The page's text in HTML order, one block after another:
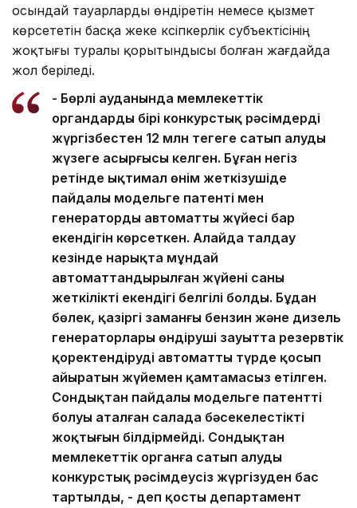
осындай тауарларды өндіретін немесе қызмет
көрсететін басқа жеке кәсіпкерлік субъектісінің
жоқтығы туралы қорытындысы болған жағдайда
жол беріледі.
- Бөрлі ауданында мемлекеттік
органдардың бірі конкурстық рәсімдерді
жүргізбестен 12 млн теңгеге сатып алуды
жүзеге асырғысы келген. Бұған негіз
ретінде ықтимал өнім жеткізушіде
пайдалы модельге патенті мен
генератордың автоматты жүйесі бар
екендігін көрсеткен. Алайда талдау
кезінде нарықта мұндай
автоматтандырылған жүйенің саны
жеткілікті екендігі белгілі болды. Бұдан
бөлек, қазіргі заманғы бензин және дизель
генераторлары өндіруші зауытта резервтік
қоректендіруді автоматты түрде қосып
айыратын жүйемен қамтамасыз етілген.
Сондықтан пайдалы модельге патенттің
болуы аталған салада бәсекелестіктің
жоқтығын білдірмейді. Сондықтан
мемлекеттік органға сатып алуды
конкурстық рәсімдеусіз жүргізуден бас
тартылды, - деп қосты департамент